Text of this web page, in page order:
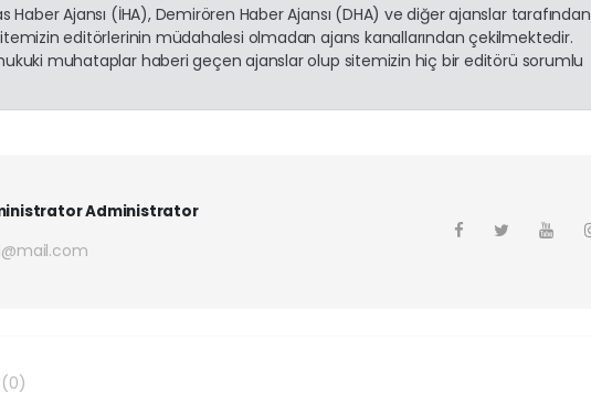
Haber Ajansı (İHA), Demirören Haber Ajansı (DHA) ve diğer ajanslar tarafından
editörlerinin müdahalesi olmadan ajans kanallarından çekilmektedir.
muhataplar haberi geçen ajanslar olup sitemizin hiç bir editörü sorumlu
Administrator
(0)